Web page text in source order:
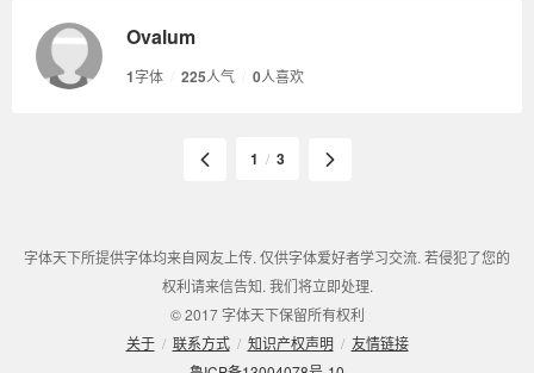
Ovalum
1字体 225人气 0人喜欢
1 / 3
字体天下所提供字体均来自网友上传. 仅供字体爱好者学习交流. 若侵犯了您的
权利请来信告知. 我们将立即处理.
© 2017 字体天下保留所有权利
关于 / 联系方式 / 知识产权声明 / 友情链接